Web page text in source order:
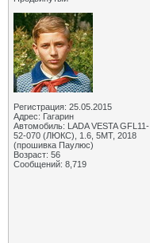
Регистрация: 25.05.2015
Адрес: Гагарин
Автомобиль: LADA VESTA GFL11-
52-070 (ЛЮКС), 1.6, 5МТ, 2018
(прошивка Паулюс)
Возраст: 56
Сообщений: 8,719